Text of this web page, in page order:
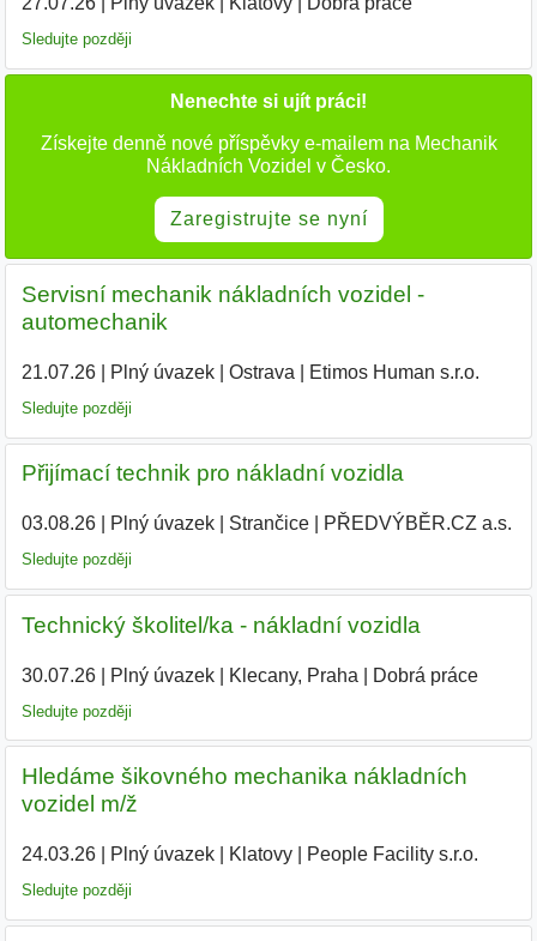
Sledujte později
Nenechte si ujít práci!
Získejte denně nové příspěvky e-mailem na Mechanik
Nákladních Vozidel v Česko.
Zaregistrujte se nyní
Servisní mechanik nákladních vozidel -
automechanik
21.07.26| Plný úvazek| Ostrava Etimos Human s.r.o.
Sledujte později
Přijímací technik pro nákladní vozidla
03.08.26| Plný úvazek| Strančice| PŘEDVÝBĚR.CZ a.s.
Sledujte později
Technický školitel/ka - nákladní vozidla
30.07.26| Plný úvazek| Klecany, Praha Dobrá práce
Sledujte později
Hledáme šikovného mechanika nákladních
vozidel m/ž
24.03.26| Plný úvazek| Klatovy| People Facility s.r.o.
Sledujte později